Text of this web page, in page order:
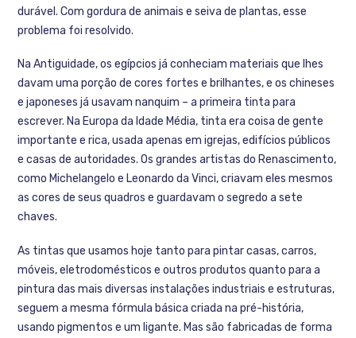
durável. Com gordura de animais e seiva de plantas, esse
problema foi resolvido.
Na Antiguidade, os egípcios já conheciam materiais que lhes
davam uma porção de cores fortes e brilhantes, e os chineses
e japoneses já usavam nanquim – a primeira tinta para
escrever. Na Europa da Idade Média, tinta era coisa de gente
importante e rica, usada apenas em igrejas, edifícios públicos
e casas de autoridades. Os grandes artistas do Renascimento,
como Michelangelo e Leonardo da Vinci, criavam eles mesmos
as cores de seus quadros e guardavam o segredo a sete
chaves.
As tintas que usamos hoje tanto para pintar casas, carros,
móveis, eletrodomésticos e outros produtos quanto para a
pintura das mais diversas instalações industriais e estruturas,
seguem a mesma fórmula básica criada na pré-história,
usando pigmentos e um ligante. Mas são fabricadas de forma